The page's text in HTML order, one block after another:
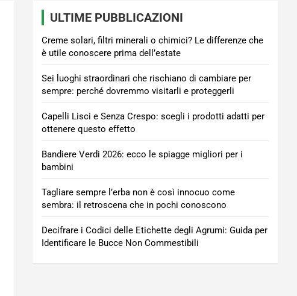
ULTIME PUBBLICAZIONI
Creme solari, filtri minerali o chimici? Le differenze che
è utile conoscere prima dell’estate
Sei luoghi straordinari che rischiano di cambiare per
sempre: perché dovremmo visitarli e proteggerli
Capelli Lisci e Senza Crespo: scegli i prodotti adatti per
ottenere questo effetto
Bandiere Verdi 2026: ecco le spiagge migliori per i
bambini
Tagliare sempre l’erba non è così innocuo come
sembra: il retroscena che in pochi conoscono
Decifrare i Codici delle Etichette degli Agrumi: Guida per
Identificare le Bucce Non Commestibili